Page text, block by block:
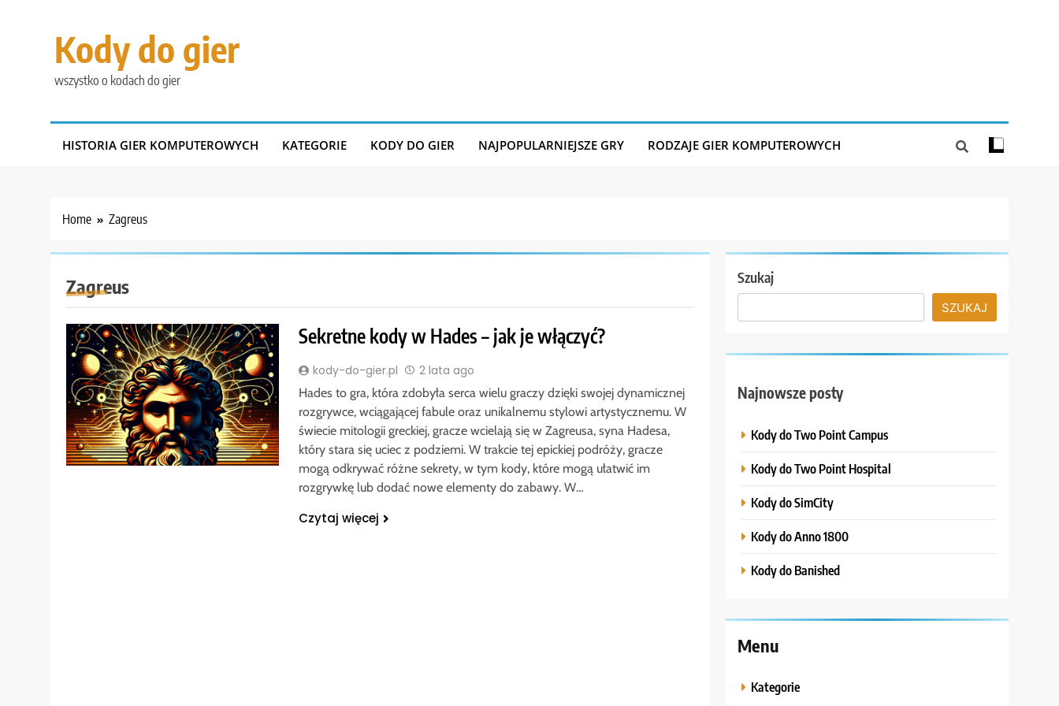
Kody do gier
wszystko o kodach do gier
HISTORIA GIER KOMPUTEROWYCH KATEGORIE KODY DO GIER NAJPOPULARNIEJSZE GRY RODZAJE GIER KOMPUTEROWYCH
Home Zagreus
Zagreus
Sekretne kody w Hades – jak je włączyć?
kody-do-gier.pl 2 lata ago
Hades to gra, która zdobyła serca wielu graczy dzięki swojej dynamicznej
rozgrywce, wciągającej fabule oraz unikalnemu stylowi artystycznemu. W
świecie mitologii greckiej, gracze wcielają się w Zagreusa, syna Hadesa,
który stara się uciec z podziemi. W trakcie tej epickiej podróży, gracze
mogą odkrywać różne sekrety, w tym kody, które mogą ułatwić im
rozgrywkę lub dodać nowe elementy do zabawy. W…
Czytaj więcej
Szukaj
SZUKAJ
Najnowsze posty
Kody do Two Point Campus
Kody do Two Point Hospital
Kody do SimCity
Kody do Anno 1800
Kody do Banished
Menu
Kategorie